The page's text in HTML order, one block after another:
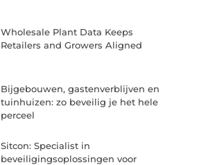
Wholesale Plant Data Keeps
Retailers and Growers Aligned
Bijgebouwen, gastenverblijven en
tuinhuizen: zo beveilig je het hele
perceel
Sitcon: Specialist in
beveiligingsoplossingen voor